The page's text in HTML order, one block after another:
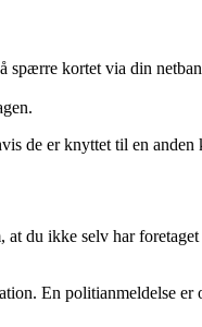
spærre kortet via din
de er knyttet til en anden
du ikke selv har
En politianmeldelse er